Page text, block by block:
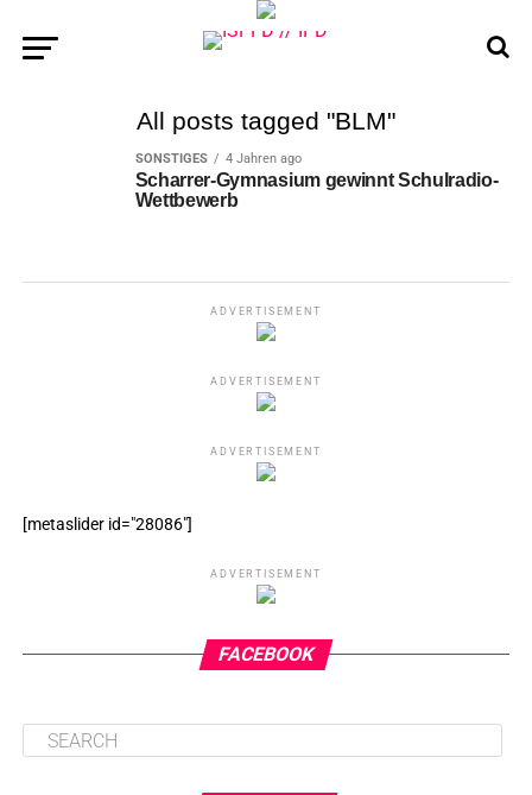
All posts tagged "BLM"
SONSTIGES 4 Jahren ago
Scharrer-Gymnasium gewinnt Schulradio-
Wettbewerb
ADVERTISEMENT
ADVERTISEMENT
ADVERTISEMENT
[metaslider id="28086"]
ADVERTISEMENT
FACEBOOK